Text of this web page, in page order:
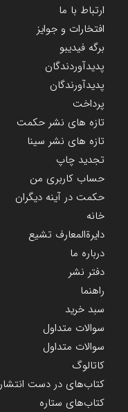
ارتباط با ما
افتخارات و جوایز
برگه فیدیبو
پدیدآوردندگان
پدیدآورندگان
پرداخت
تازه های نشر حکمت
تازه های نشر سینا
تجدید چاپ
حساب کاربری من
حکمت در آینه دیگران
خانه
دایرة‌المعارف تشیع
درباره ما
دفتر نشر
راهنما
سبد خرید
سوالات متداول
سوالات متداول
کاتالوگ
کتاب‌های در دست انتشار
کتاب‌های ستاره